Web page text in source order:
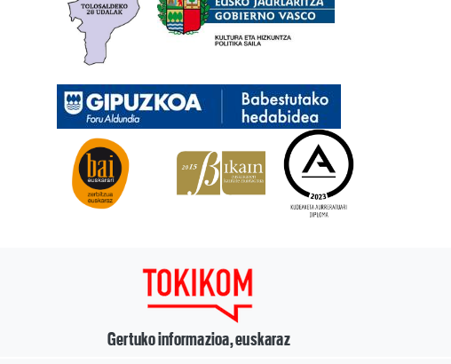
Gertuko informazioa, euskaraz